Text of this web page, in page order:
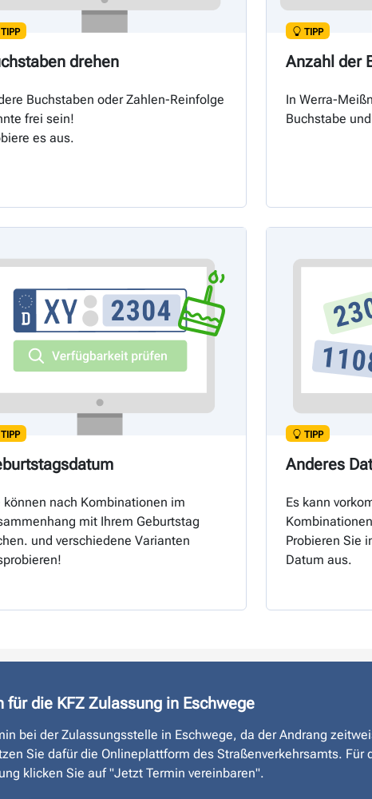
TIPP
drehen
Buchstaben oder Zahlen-Reinfolge
frei sein!
es aus.
TIPP
Anzahl der
In Werra-
Buchstabe
TIPP
können nach Kombinationen im
mit Ihrem Geburtstag
und verschiedene Varianten
TIPP
Anderes
Es kann
Probieren Sie
Datum aus.
für die KFZ Zulassung in Eschwege
bei der Zulassungsstelle in Eschwege, da der Andrang
Sie dafür die Onlineplattform des Straßen­verkehrsamts. Für
klicken Sie auf "Jetzt Termin vereinbaren".